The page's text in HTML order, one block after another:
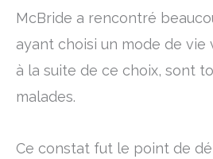
McBride a rencontré
ayant choisi un mode de vie
à la suite de ce choix, sont
malades.
Ce constat fut le point de